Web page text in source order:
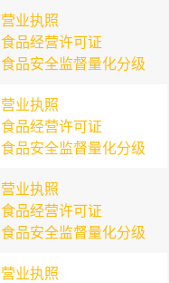
营业执照
食品经营许可证
食品安全监督量化分级
营业执照
食品经营许可证
食品安全监督量化分级
营业执照
食品经营许可证
食品安全监督量化分级
营业执照